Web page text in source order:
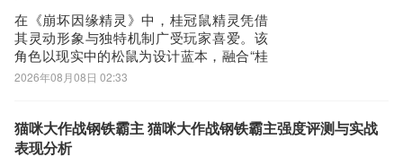
在《崩坏因缘精灵》中，桂冠鼠精灵凭借
其灵动形象与独特机制广受玩家喜爱。该
角色以现实中的松鼠为设计蓝本，融合“桂
冠”元素赋予其竞技感与辨识度。作为游戏
益双重价值。其核心主动技能名为“松果大
决战”，可在团战中发挥关键作用：投掷巨
2026年08月08日 02:33
猫咪大作战钢铁霸主 猫咪大作战钢铁霸主强度评测与实战
表现分析